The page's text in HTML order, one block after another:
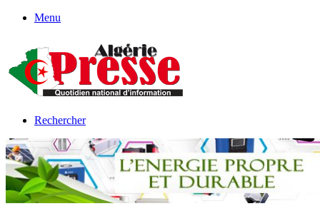
Menu
Rechercher